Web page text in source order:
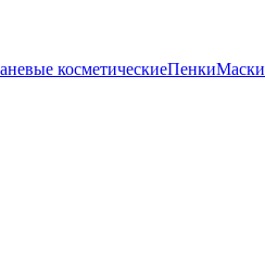
косметическиеПенкиМаски